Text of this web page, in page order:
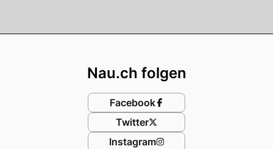
Nau.ch folgen
Facebook
Twitter
Instagram